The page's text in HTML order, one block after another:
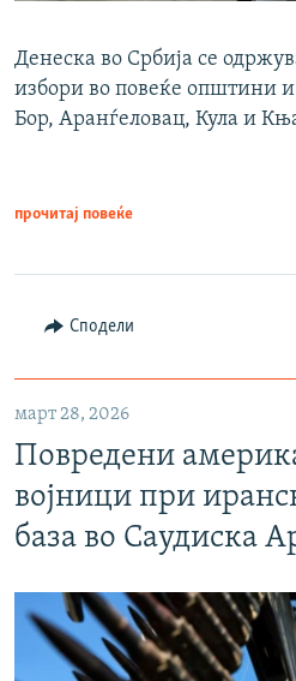
Денеска во Србија се
избори во повеќе општини
Бор, Аранѓеловац, Кула и
прочитај повеќе
Сподели
март 28, 2026
Повредени
војници при
база во Саудиска